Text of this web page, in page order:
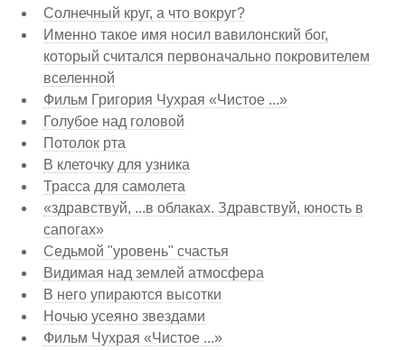
Солнечный круг, а что вокруг?
Именно такое имя носил вавилонский бог,
который считался первоначально покровителем
вселенной
Фильм Григория Чухрая «Чистое ...»
Голубое над головой
Потолок рта
В клеточку для узника
Трасса для самолета
«здравствуй, ...в облаках. Здравствуй, юность в
сапогах»
Седьмой "уровень" счастья
Видимая над землей атмосфера
В него упираются высотки
Ночью усеяно звездами
Фильм Чухрая «Чистое ...»